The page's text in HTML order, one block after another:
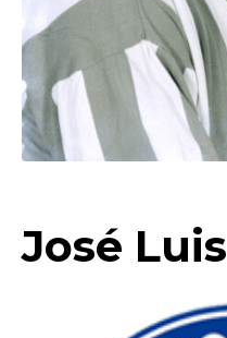
José Luis